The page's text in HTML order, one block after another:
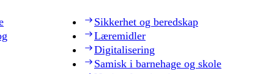
Sikkerhet og beredskap
Læremidler
Digitalisering
Samisk i barnehage og skole